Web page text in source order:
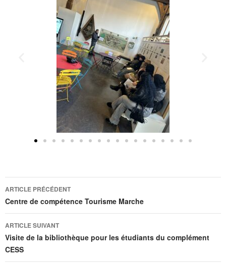
ARTICLE PRÉCÉDENT
Centre de compétence Tourisme Marche
ARTICLE SUIVANT
Visite de la bibliothèque pour les étudiants du complément
CESS